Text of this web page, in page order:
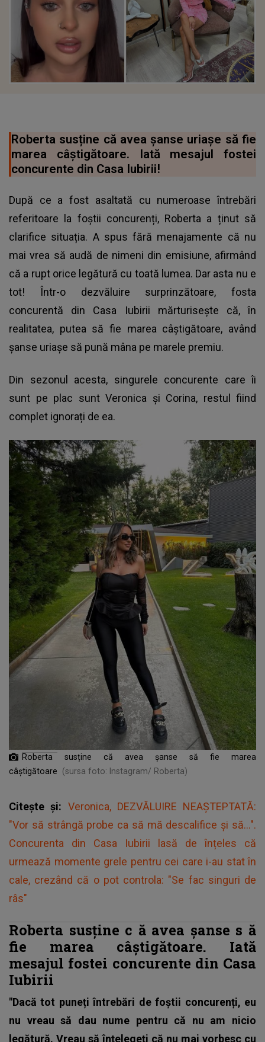
Roberta susține că avea șanse uriașe să fie
marea câștigătoare. Iată mesajul fostei
concurente din Casa Iubirii!
După ce a fost asaltată cu numeroase întrebări
referitoare la foștii concurenți, Roberta a ținut să
clarifice situația. A spus fără menajamente că nu
mai vrea să audă de nimeni din emisiune, afirmând
că a rupt orice legătură cu toată lumea. Dar asta nu e
tot! Într-o dezvăluire surprinzătoare, fosta
concurentă din Casa Iubirii mărturisește că, în
realitatea, putea să fie marea câștigătoare, având
șanse uriașe să pună mâna pe marele premiu.
Din sezonul acesta, singurele concurente care îi
sunt pe plac sunt Veronica și Corina, restul fiind
complet ignorați de ea.
Roberta susține că avea șanse să fie marea
câștigătoare
(sursa foto: Instagram/ Roberta)
Citește și: Veronica, DEZVĂLUIRE NEAȘTEPTATĂ:
"Vor să strângă probe ca să mă descalifice și să...".
Concurenta din Casa Iubirii lasă de înțeles că
urmează momente grele pentru cei care i-au stat în
cale, crezând că o pot controla: "Se fac singuri de
râs"
Roberta susține c ă avea șanse s ă
fie marea câștigătoare. Iată
mesajul fostei concurente din Casa
Iubirii
"Dacă tot puneți întrebări de foștii concurenți, eu
nu vreau să dau nume pentru că nu am nicio
legătură. Vreau să înțelegeți că nu mai vorbesc cu